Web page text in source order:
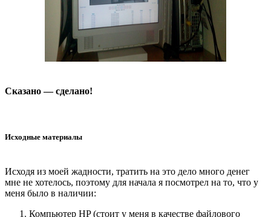
Сказано — сделано!
Исходные материалы
Исходя из моей жадности, тратить на это дело много денег
мне не хотелось, поэтому для начала я посмотрел на то, что у
меня было в наличии:
Компьютер HP (стоит у меня в качестве файлового